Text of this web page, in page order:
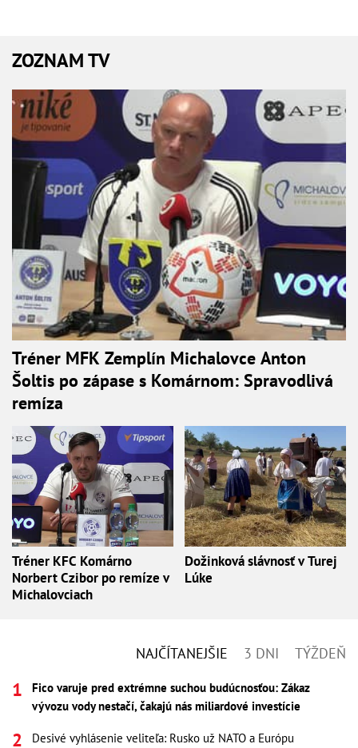
ZOZNAM TV
Tréner MFK Zemplín Michalovce Anton
Šoltis po zápase s Komárnom: Spravodlivá
remíza
Tréner KFC Komárno
Norbert Czibor po remíze v
Michalovciach
Dožinková slávnosť v Turej
Lúke
NAJČÍTANEJŠIE 3 DNI TÝŽDEŇ
Fico varuje pred extrémne suchou budúcnosťou: Zákaz
vývozu vody nestačí, čakajú nás miliardové investície
Desivé vyhlásenie veliteľa: Rusko už NATO a Európu